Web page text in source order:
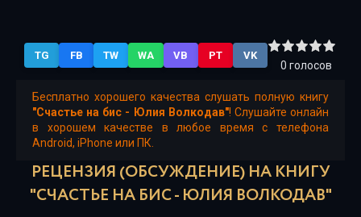
13
14
15
17
TG FB TW WA VB PT VK
0 голосов
Бесплатно хорошего качества слушать полную книгу
"Счастье на бис - Юлия Волкодав"! Слушайте онлайн
в хорошем качестве в любое время с телефона
Android, iPhone или ПК.
РЕЦЕНЗИЯ (ОБСУЖДЕНИЕ) НА КНИГУ
"СЧАСТЬЕ НА БИС - ЮЛИЯ ВОЛКОДАВ"